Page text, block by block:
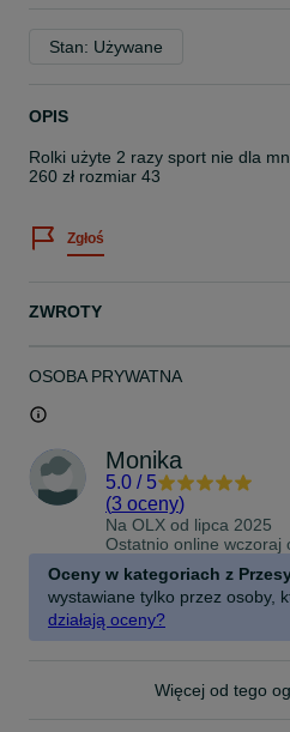
Stan: Używane
OPIS
Rolki użyte 2 razy sport nie dla
260 zł rozmiar 43
Zgłoś
ZWROTY
OSOBA PRYWATNA
Monika
5.0 / 5
(3 oceny)
Na OLX od lipca 2025
Ostatnio online wczoraj
Oceny w kategoriach z
wystawiane tylko przez osoby,
działają oceny?
Więcej od tego